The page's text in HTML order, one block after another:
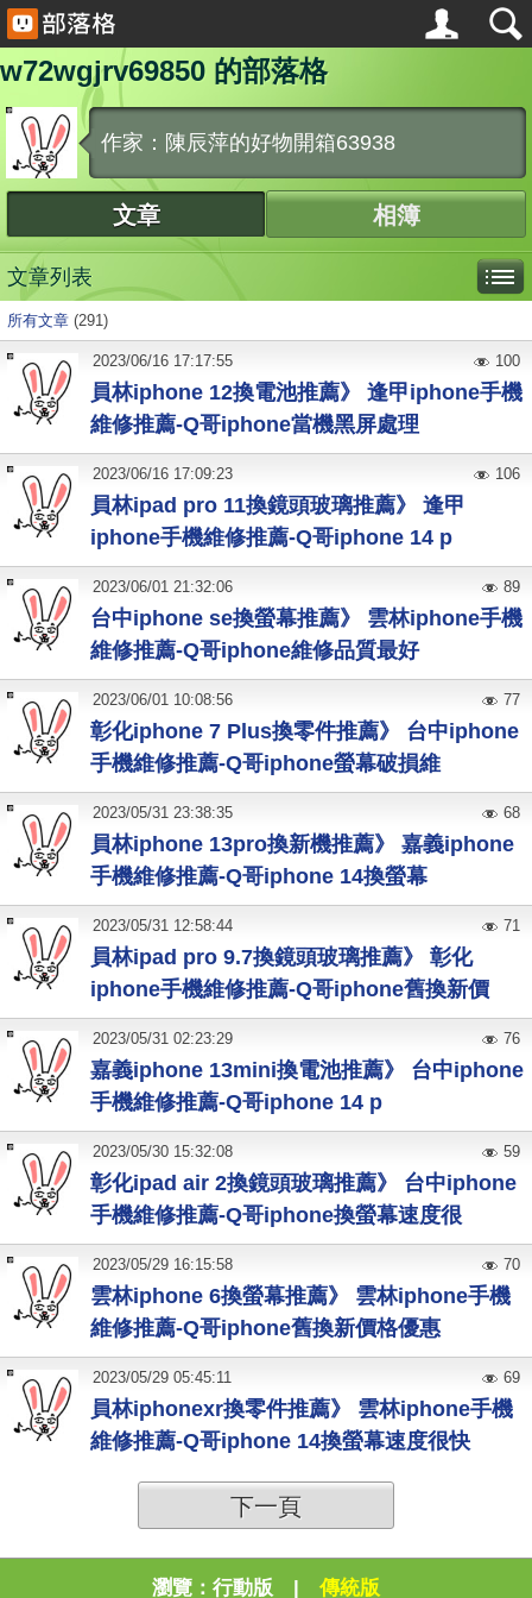
w72wgjrv69850 的部落格
作家：陳辰萍的好物開箱63938
文章 相簿
文章列表
所有文章 (291)
員林iphone 12換電池推薦》 逢甲iphone手機
維修推薦-Q哥iphone當機黑屏處理
2023/06/16 17:17:55 100
員林ipad pro 11換鏡頭玻璃推薦》 逢甲
iphone手機維修推薦-Q哥iphone 14 p
2023/06/16 17:09:23 106
台中iphone se換螢幕推薦》 雲林iphone手機
維修推薦-Q哥iphone維修品質最好
2023/06/01 21:32:06 89
彰化iphone 7 Plus換零件推薦》 台中iphone
手機維修推薦-Q哥iphone螢幕破損維
2023/06/01 10:08:56 77
員林iphone 13pro換新機推薦》 嘉義iphone
手機維修推薦-Q哥iphone 14換螢幕
2023/05/31 23:38:35 68
員林ipad pro 9.7換鏡頭玻璃推薦》 彰化
iphone手機維修推薦-Q哥iphone舊換新價
2023/05/31 12:58:44 71
嘉義iphone 13mini換電池推薦》 台中iphone
手機維修推薦-Q哥iphone 14 p
2023/05/31 02:23:29 76
彰化ipad air 2換鏡頭玻璃推薦》 台中iphone
手機維修推薦-Q哥iphone換螢幕速度很
2023/05/30 15:32:08 59
雲林iphone 6換螢幕推薦》 雲林iphone手機
維修推薦-Q哥iphone舊換新價格優惠
2023/05/29 16:15:58 70
員林iphonexr換零件推薦》 雲林iphone手機
維修推薦-Q哥iphone 14換螢幕速度很快
2023/05/29 05:45:11 69
下一頁
瀏覽： 行動版 | 傳統版